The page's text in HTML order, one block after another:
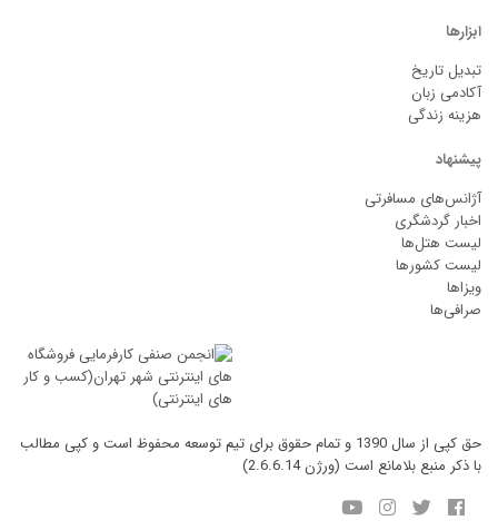
ابزارها
تبدیل تاریخ
آکادمی زبان
هزینه زندگی
پیشنهاد
آژانس‌های مسافرتی
اخبار گردشگری
لیست هتل‌ها
لیست کشورها
ویزاها
صرافی‌ها
حق کپی از سال 1390 و تمام حقوق برای تیم توسعه محفوظ است و کپی مطالب
با ذکر منبع بلامانع است (ورژن 2.6.6.14)